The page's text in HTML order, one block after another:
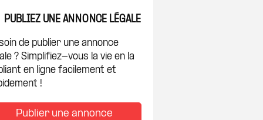
PUBLIEZ UNE ANNONCE LÉGALE
de publier une annonce
? Simplifiez-vous la vie en la
en ligne facilement et
!
Publier une annonce